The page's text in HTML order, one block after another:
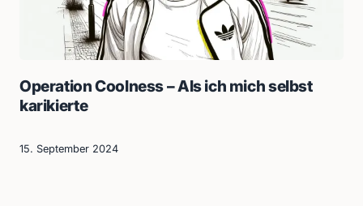
Operation Coolness – Als ich mich selbst
karikierte
15. September 2024